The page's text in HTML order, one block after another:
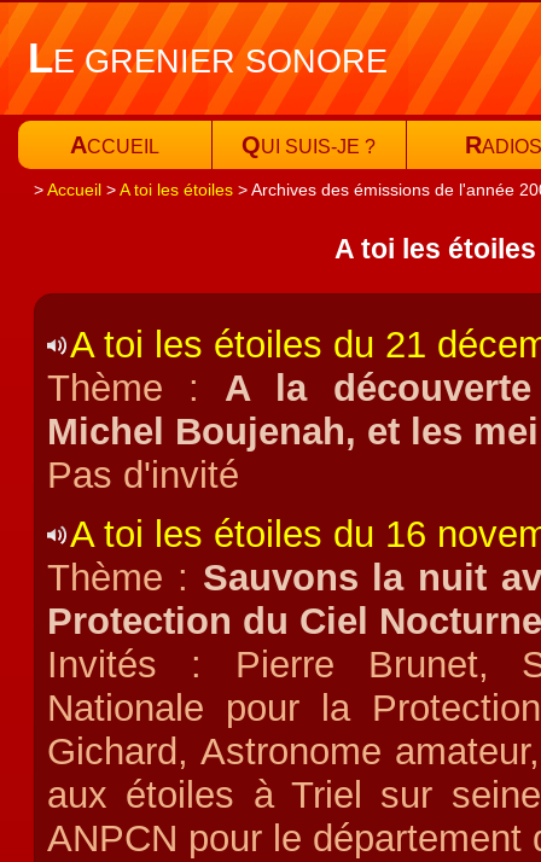
LE GRENIER SONORE
ACCUEIL QUI SUIS-JE ? RADIOS
Accueil A toi les étoiles Archives des émissions de l'année
A toi les
A toi les étoiles du 21
Thème : A la
Michel Boujenah, et les
Pas d'invité
A toi les étoiles du 16
Thème : Sauvons la nuit
Protection du Ciel Nocturne
Invités : Pierre Brunet,
Nationale pour la
Gichard, Astronome
aux étoiles à Triel sur
ANPCN pour le département